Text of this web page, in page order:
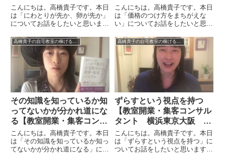
ンライン全国対応】
こんにちは。高橋貴子です。本日
は「にわとりが先か、卵が先か」
についてお話をしたいと思いま
というものは常にリニューアルし
ていかないといけないと思いま
す。たとえば、製菓学校、製パン
学校、お料理の関係の学校がいろ
いろ...
スカイプ全国対応】
こんにちは。高橋貴子です。本日
は「価格のつけ方をまちがえな
い」についてお話をしたいと思い
というのはどういう意味かという
と、コスト重視型で価格をつける
とお客様は集まらないということ
です。コスト重視型の例を挙げま
す...
高橋貴子の自宅教室の稼げるバイブル【動画付】
その知識を知っているか知
ってないかが分かれ道にな
る【教室開業・集客コンサ
ルタント 横浜東京大阪
スカイプ全国対応】
こんにちは。高橋貴子です。本日
は「その知識を知っているか知っ
てないかが分かれ道になる」につ
高橋貴子の自宅教室の稼げるバイブル【動画付】
ずらすという視点を持つ
【教室開業・集客コンサル
タント 横浜東京大阪 オ
ンライン全国対応】
こんにちは。高橋貴子です。本日
は「ずらすという視点を持つ」に
ついてお話をしたいと思います。